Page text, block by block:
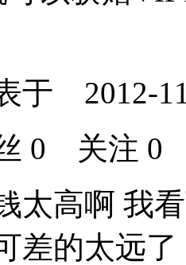
2012-
0 关注 0
太高啊 我
差的太远了